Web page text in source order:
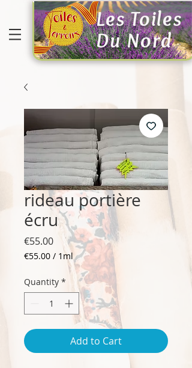
Les Toiles
Du Nord
rideau portière
écru
€55.00Price
€55.00 / 1ml
per
1
Milliliter
Quantity *
Add to Cart